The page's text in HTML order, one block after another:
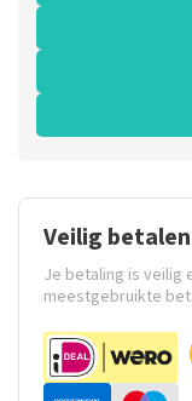
Veilig betalen
Je betaling is veilig
meestgebruikte